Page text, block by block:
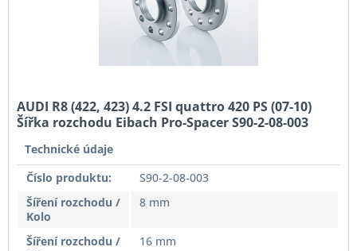
AUDI R8 (422, 423) 4.2 FSI quattro 420 PS (07-10)
Šířka rozchodu Eibach Pro-Spacer S90-2-08-003
Technické údaje
Číslo produktu:
S90-2-08-003
Šíření rozchodu /
Kolo
8 mm
Šíření rozchodu /
16 mm